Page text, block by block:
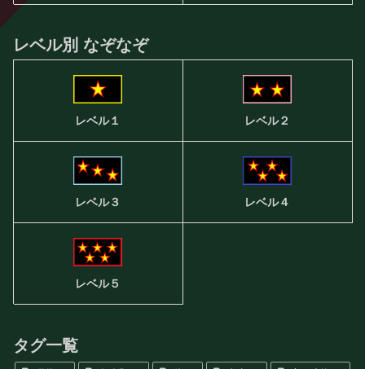
レベル別 なぞなぞ
レベル１ レベル２
レベル３ レベル４
レベル５
タグ一覧